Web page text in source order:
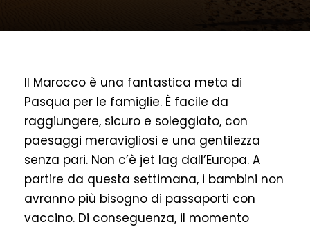
Il Marocco è una fantastica meta di
Pasqua per le famiglie. È facile da
raggiungere, sicuro e soleggiato, con
paesaggi meravigliosi e una gentilezza
senza pari. Non c’è jet lag dall’Europa. A
partire da questa settimana, i bambini non
avranno più bisogno di passaporti con
vaccino. Di conseguenza, il momento